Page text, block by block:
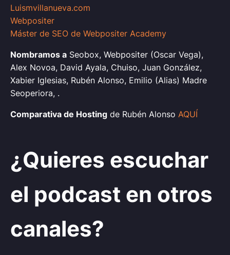
Luismvillanueva.com
Webpositer
Máster de SEO de Webpositer Academy
Nombramos a Seobox, Webpositer (Oscar Vega),
Alex Novoa, David Ayala, Chuiso, Juan González,
Xabier Iglesias, Rubén Alonso, Emilio (Alias) Madre
Seoperiora, .
Comparativa de Hosting de Rubén Alonso AQUÍ
¿Quieres escuchar
el podcast en otros
canales?